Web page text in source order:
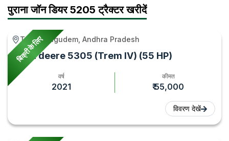
पुराना जॉन डियर 5205 ट्रैक्टर खरीदें
बिक्री के लिए
Tadepalligudem, Andhra Pradesh
John deere 5305 (Trem IV) (55 HP)
वर्ष
2021
कीमत
₹ 55,000
विवरण देखें